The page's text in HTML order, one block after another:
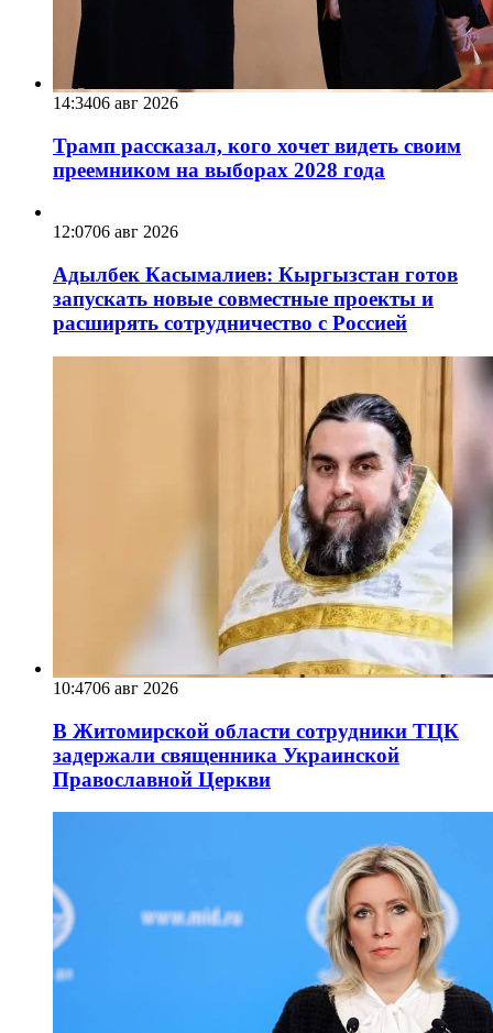
14:3406 авг 2026
Трамп рассказал, кого хочет видеть своим
преемником на выборах 2028 года
12:0706 авг 2026
Адылбек Касымалиев: Кыргызстан готов
запускать новые совместные проекты и
расширять сотрудничество с Россией
10:4706 авг 2026
В Житомирской области сотрудники ТЦК
задержали священника Украинской
Православной Церкви